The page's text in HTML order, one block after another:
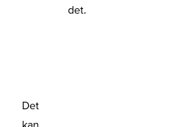
det.
Det
kan